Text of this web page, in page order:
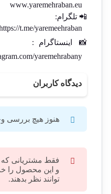
www.yaremehraban.eu
📲 تلگرام:
t.me/yaremeehraban
📸
اینستاگرام
:
yaremehrabany
دیدگاه کاربران
هنوز هیچ بررسی
فقط مشتریانی که
و این محصول را
توانند نظر بدهند.